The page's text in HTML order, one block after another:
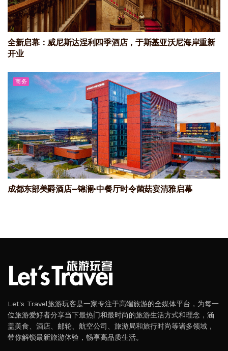
全新启幕：威尼斯达涅利四季酒店，于斯基亚沃尼海岸重新
开业
商务
成都东部美爵酒店—锦澜·中餐厅时令菌菇宴清雅启幕
Let's Travel旅游玩客是一家专注于高端旅游的全媒体平台，为每一
位旅游爱好者分享当下最热门和最时尚的旅游生活方式和理念，涵
盖美食、酒店、邮轮、航空公司、旅游局和旅行时尚等诸多领域，
带你解锁最新旅游体验，畅享高品质生活。